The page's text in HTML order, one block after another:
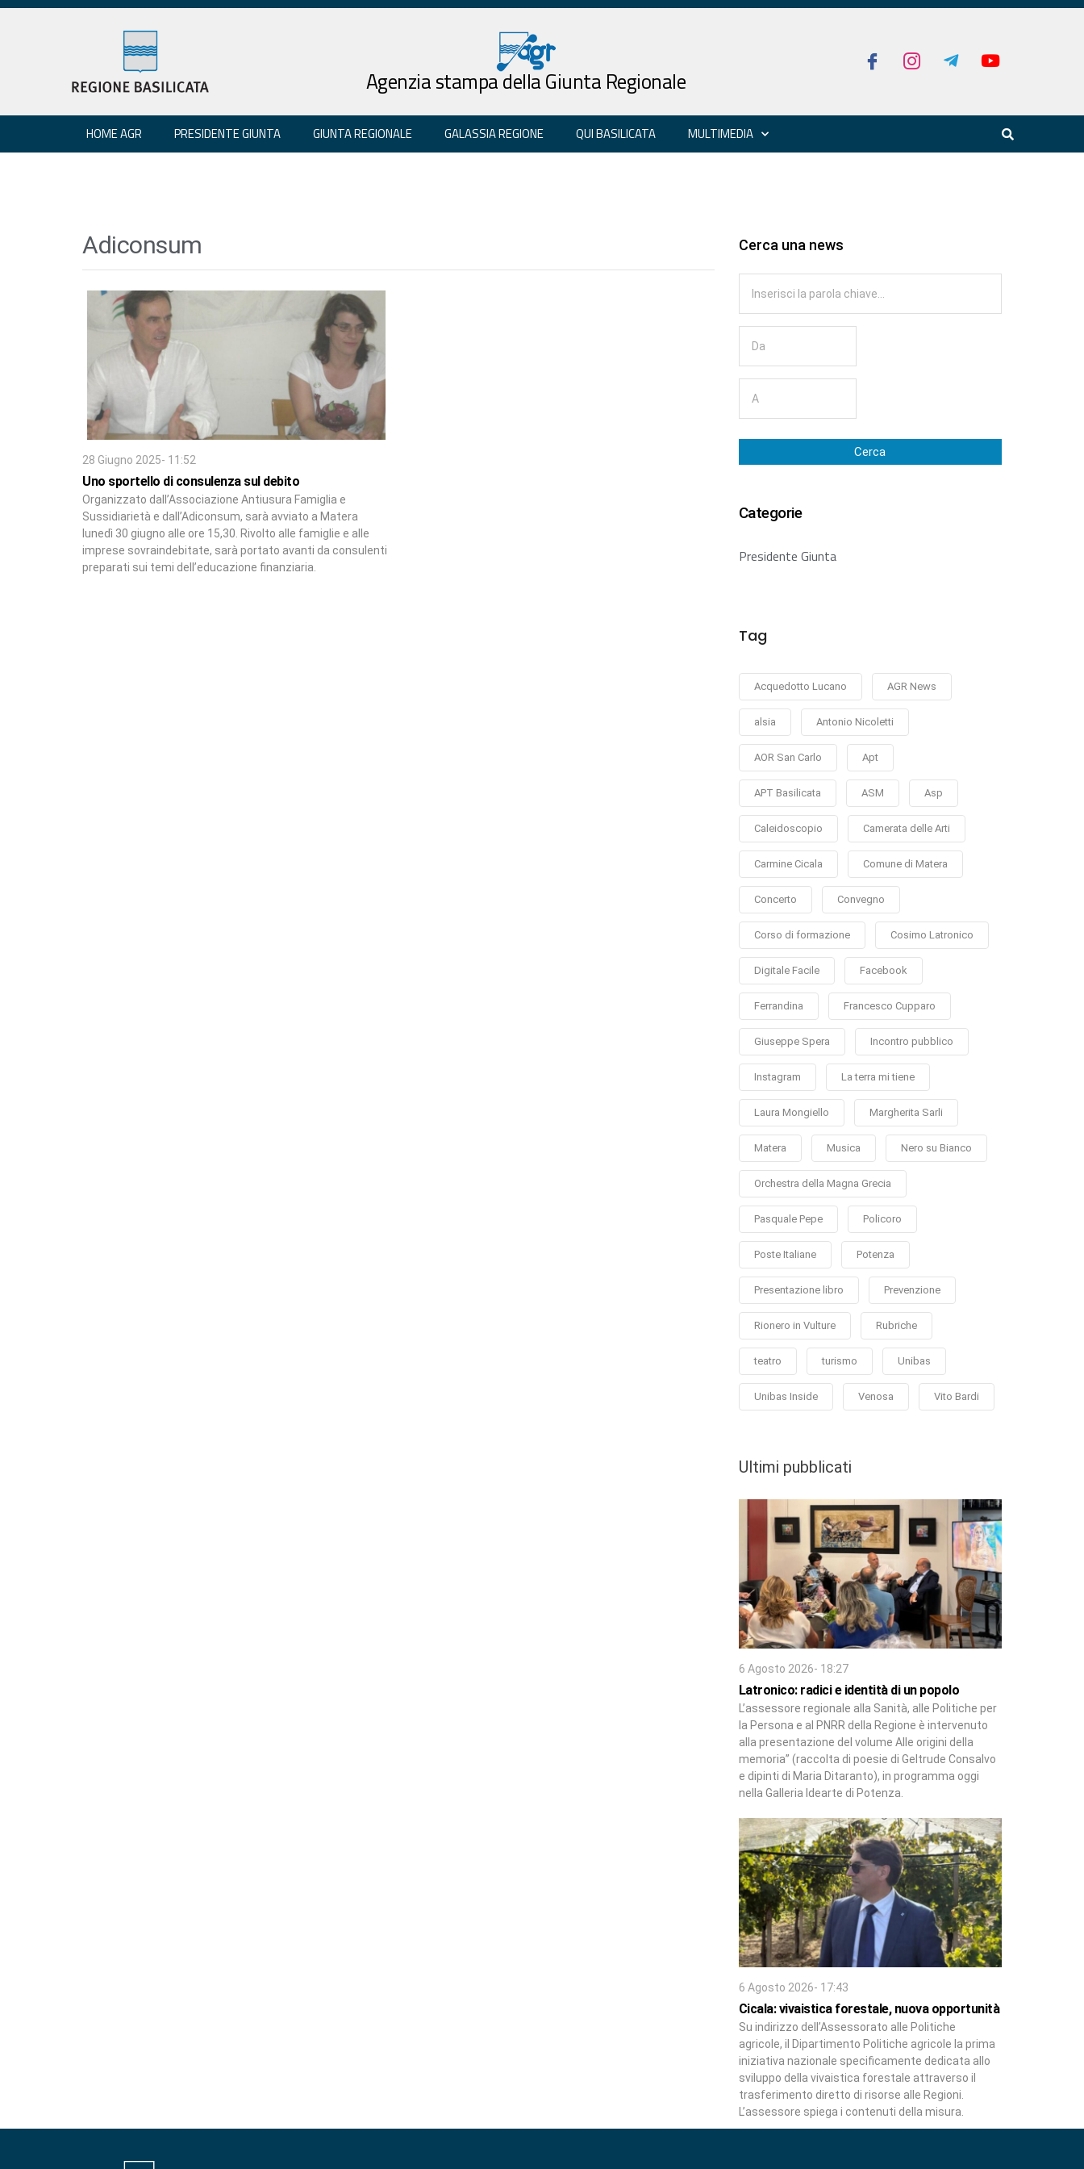
Agenzia stampa della Giunta Regionale
HOME AGR PRESIDENTE GIUNTA GIUNTA REGIONALE GALASSIA REGIONE QUI BASILICATA MULTIMEDIA
Adiconsum
28 Giugno 2025- 11:52
Uno sportello di consulenza sul debito
Organizzato dall’Associazione Antiusura Famiglia e
Sussidiarietà e dall’Adiconsum, sarà avviato a Matera
lunedì 30 giugno alle ore 15,30. Rivolto alle famiglie e alle
imprese sovraindebitate, sarà portato avanti da consulenti
preparati sui temi dell’educazione finanziaria.
Cerca una news
Cerca
Categorie
Presidente Giunta
Tag
Acquedotto Lucano AGR News
alsia Antonio Nicoletti
AOR San Carlo Apt
APT Basilicata ASM Asp
Caleidoscopio Camerata delle Arti
Carmine Cicala Comune di Matera
Concerto Convegno
Corso di formazione Cosimo Latronico
Digitale Facile Facebook
Ferrandina Francesco Cupparo
Giuseppe Spera Incontro pubblico
Instagram La terra mi tiene
Laura Mongiello Margherita Sarli
Matera Musica Nero su Bianco
Orchestra della Magna Grecia
Pasquale Pepe Policoro
Poste Italiane Potenza
Presentazione libro Prevenzione
Rionero in Vulture Rubriche
teatro turismo Unibas
Unibas Inside Venosa Vito Bardi
Ultimi pubblicati
6 Agosto 2026- 18:27
Latronico: radici e identità di un popolo
L’assessore regionale alla Sanità, alle Politiche per
la Persona e al PNRR della Regione è intervenuto
alla presentazione del volume Alle origini della
memoria” (raccolta di poesie di Geltrude Consalvo
e dipinti di Maria Ditaranto), in programma oggi
nella Galleria Idearte di Potenza.
6 Agosto 2026- 17:43
Cicala: vivaistica forestale, nuova opportunità
Su indirizzo dell’Assessorato alle Politiche
agricole, il Dipartimento Politiche agricole la prima
iniziativa nazionale specificamente dedicata allo
sviluppo della vivaistica forestale attraverso il
trasferimento diretto di risorse alle Regioni.
L’assessore spiega i contenuti della misura.